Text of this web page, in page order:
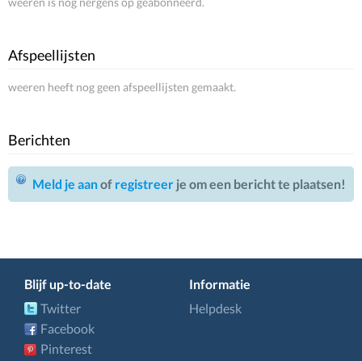
Afspeellijsten
weeren heeft nog geen afspeellijsten gemaakt.
Berichten
Meld je aanof registreer je om een bericht te plaatsen!
Blijf up-to-date
Twitter
Facebook
Pinterest
Informatie
Helpdesk